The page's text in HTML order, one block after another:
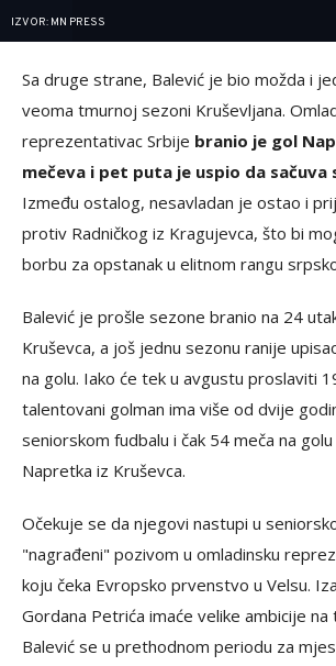
IZVOR: MN PRESS
Sa druge strane, Balević je bio možda i
veoma tmurnoj sezoni Kruševljana.
reprezentativac Srbije branio je gol
mečeva i pet puta je uspio da sačuva
Između ostalog, nesavladan je ostao i
protiv Radničkog iz Kragujevca, što bi
borbu za opstanak u elitnom rangu
Balević je prošle sezone branio na 24
Kruševca, a još jednu sezonu ranije
na golu. Iako će tek u avgustu proslaviti
talentovani golman ima više od dvije
seniorskom fudbalu i čak 54 meča na
Napretka iz Kruševca.
Očekuje se da njegovi nastupi u
"nagrađeni" pozivom u omladinsku
koju čeka Evropsko prvenstvo u Velsu.
Gordana Petrića imaće velike ambicije
Balević se u prethodnom periodu za